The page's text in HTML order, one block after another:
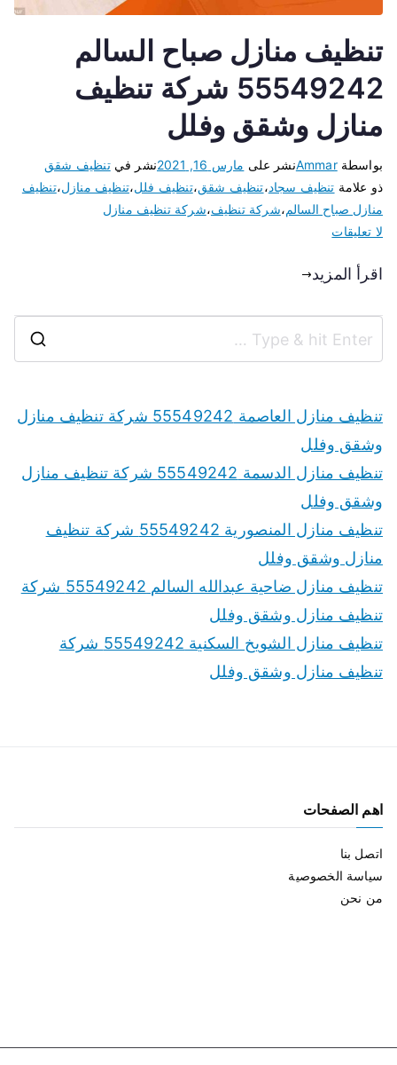
تنظيف منازل صباح السالم
55549242 شركة تنظيف
منازل وشقق وفلل
بواسطةAmmarنشر على مارس 16, 2021 نشر فيتنظيف شقق
ذو علامة تنظيف سجاد،تنظيف شقق،تنظيف فلل،تنظيف منازل،تنظيف
منازل صباح السالم،شركة تنظيف،شركة تنظيف منازل
لا تعليقات
اقرأ المزيد
تنظيف منازل العاصمة 55549242 شركة تنظيف منازل
وشقق وفلل
تنظيف منازل الدسمة 55549242 شركة تنظيف منازل
وشقق وفلل
تنظيف منازل المنصورية 55549242 شركة تنظيف
منازل وشقق وفلل
تنظيف منازل ضاحية عبدالله السالم 55549242 شركة
تنظيف منازل وشقق وفلل
تنظيف منازل الشويخ السكنية 55549242 شركة
تنظيف منازل وشقق وفلل
اهم الصفحات
اتصل بنا
سياسة الخصوصية
من نحن